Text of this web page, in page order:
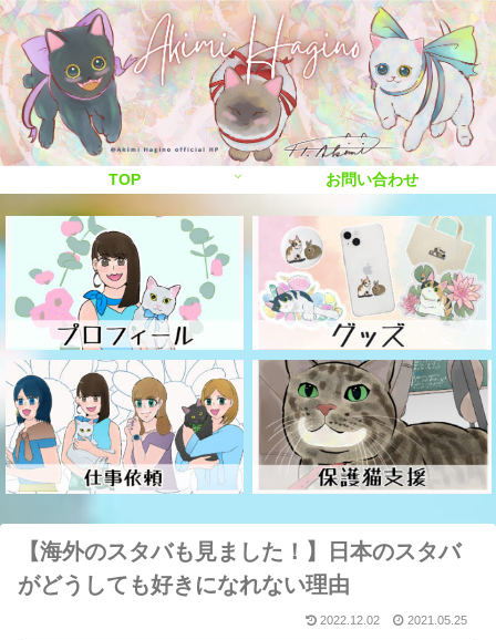
TOP お問い合わせ
【海外のスタバも見ました！】日本のスタバ
がどうしても好きになれない理由
2022.12.02 2021.05.25